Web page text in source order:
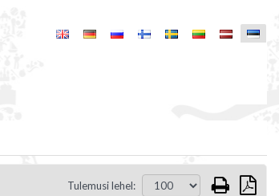
Tulemusi lehel: